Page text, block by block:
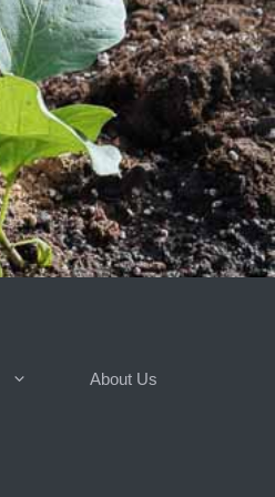
About Us